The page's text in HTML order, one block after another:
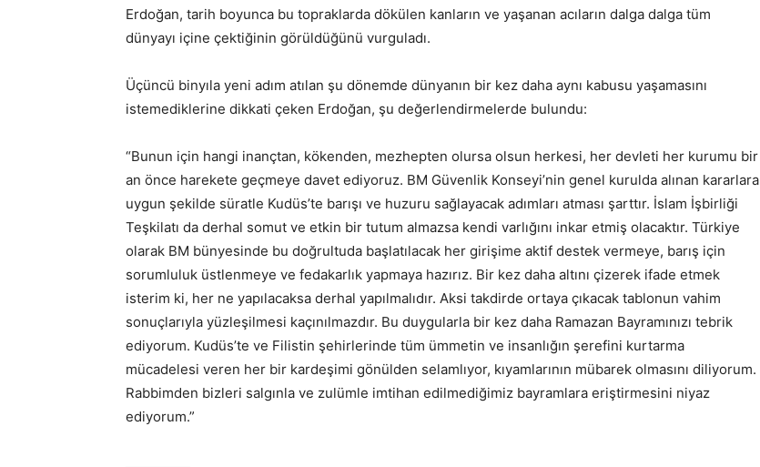
Erdoğan, tarih boyunca bu topraklarda dökülen kanların ve yaşanan acıların dalga dalga tüm
dünyayı içine çektiğinin görüldüğünü vurguladı.
Üçüncü binyıla yeni adım atılan şu dönemde dünyanın bir kez daha aynı kabusu yaşamasını
istemediklerine dikkati çeken Erdoğan, şu değerlendirmelerde bulundu:
“Bunun için hangi inançtan, kökenden, mezhepten olursa olsun herkesi, her devleti her kurumu bir
an önce harekete geçmeye davet ediyoruz. BM Güvenlik Konseyi’nin genel kurulda alınan kararlara
uygun şekilde süratle Kudüs’te barışı ve huzuru sağlayacak adımları atması şarttır. İslam İşbirliği
Teşkilatı da derhal somut ve etkin bir tutum almazsa kendi varlığını inkar etmiş olacaktır. Türkiye
olarak BM bünyesinde bu doğrultuda başlatılacak her girişime aktif destek vermeye, barış için
sorumluluk üstlenmeye ve fedakarlık yapmaya hazırız. Bir kez daha altını çizerek ifade etmek
isterim ki, her ne yapılacaksa derhal yapılmalıdır. Aksi takdirde ortaya çıkacak tablonun vahim
sonuçlarıyla yüzleşilmesi kaçınılmazdır. Bu duygularla bir kez daha Ramazan Bayramınızı tebrik
ediyorum. Kudüs’te ve Filistin şehirlerinde tüm ümmetin ve insanlığın şerefini kurtarma
mücadelesi veren her bir kardeşimi gönülden selamlıyor, kıyamlarının mübarek olmasını diliyorum.
Rabbimden bizleri salgınla ve zulümle imtihan edilmediğimiz bayramlara eriştirmesini niyaz
ediyorum.”